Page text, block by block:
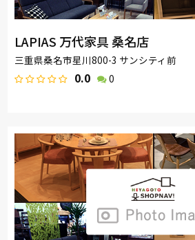
LAPIAS 万代家具 桑名店
三重県桑名市星川800-3 サンシティ前
0.0 0